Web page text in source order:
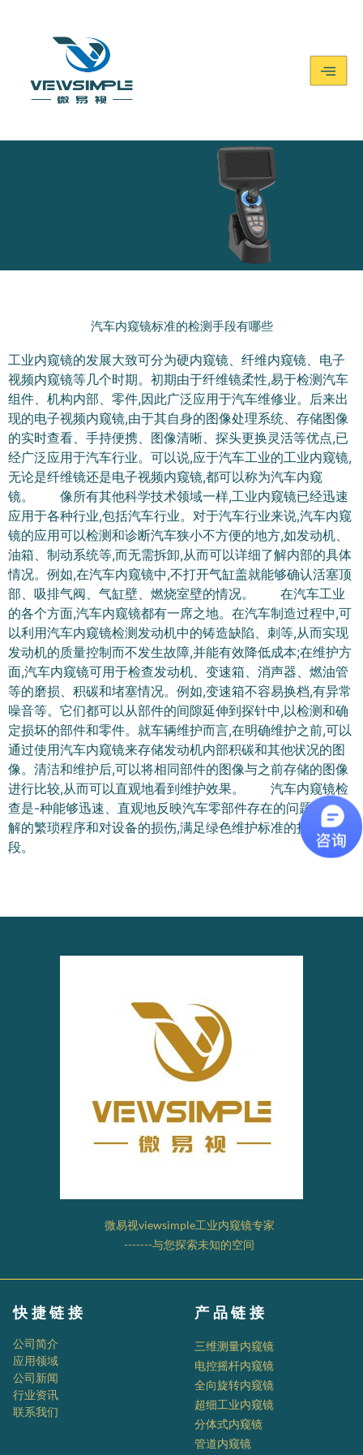
您看到的不仅是检测
更是一件完美人机接
合的艺术品
汽车内窥镜标准的检测手段有哪些
工业内窥镜的发展大致可分为硬内窥镜、纤维内窥镜、电子
视频内窥镜等几个时期。初期由于纤维镜柔性,易于检测汽车
组件、机构内部、零件,因此广泛应用于汽车维修业。后来出
现的电子视频内窥镜,由于其自身的图像处理系统、存储图像
的实时查看、手持便携、图像清晰、探头更换灵活等优点,已
经广泛应用于汽车行业。可以说,应于汽车工业的工业内窥镜,
无论是纤维镜还是电子视频内窥镜,都可以称为汽车内窥
镜。 像所有其他科学技术领域一样,工业内窥镜已经迅速
应用于各种行业,包括汽车行业。对于汽车行业来说,汽车内窥
镜的应用可以检测和诊断汽车狭小不方便的地方,如发动机、
油箱、制动系统等,而无需拆卸,从而可以详细了解内部的具体
情况。例如,在汽车内窥镜中,不打开气缸盖就能够确认活塞顶
部、吸排气阀、气缸壁、燃烧室壁的情况。 在汽车工业
的各个方面,汽车内窥镜都有一席之地。在汽车制造过程中,可
以利用汽车内窥镜检测发动机中的铸造缺陷、刺等,从而实现
发动机的质量控制而不发生故障,并能有效降低成本;在维护方
面,汽车内窥镜可用于检查发动机、变速箱、消声器、燃油管
等的磨损、积碳和堵塞情况。例如,变速箱不容易换档,有异常
噪音等。它们都可以从部件的间隙延伸到探针中,以检测和确
定损坏的部件和零件。就车辆维护而言,在明确维护之前,可以
通过使用汽车内窥镜来存储发动机内部积碳和其他状况的图
像。清洁和维护后,可以将相同部件的图像与之前存储的图像
进行比较,从而可以直观地看到维护效果。 汽车内窥镜检
查是-种能够迅速、直观地反映汽车零部件存在的问题,消除分
解的繁琐程序和对设备的损伤,满足绿色维护标准的技术手
段。
微易视viewsimple工业内窥镜专家
-------与您探索未知的空间
快捷链接
公司简介
应用领域
公司新闻
行业资讯
联系我们
产品链接
三维测量内窥镜
电控摇杆内窥镜
全向旋转内窥镜
超细工业内窥镜
分体式内窥镜
管道内窥镜